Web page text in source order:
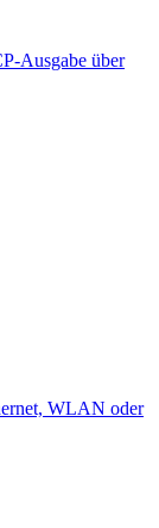
Ausgabe über
WLAN oder